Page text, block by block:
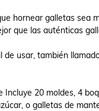
hornear galletas sea
que las auténticas
usar, también
Incluye 20 moldes, 4
o galletas de